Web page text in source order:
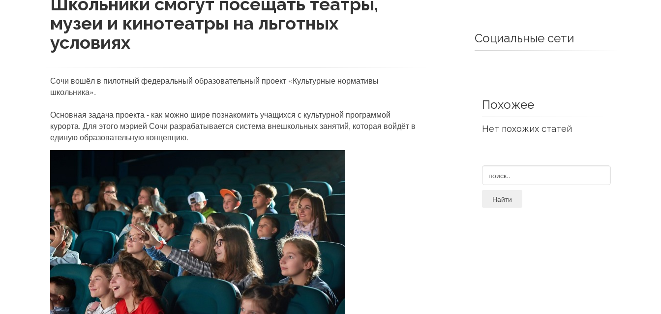
музеи и кинотеатры на льготных
условиях
Сочи вошёл в пилотный федеральный образовательный проект «Культурные нормативы
школьника».
Основная задача проекта - как можно шире познакомить учащихся с культурной программой
курорта. Для этого мэрией Сочи разрабатывается система внешкольных занятий, которая войдёт в
единую образовательную концепцию.
Социальные сети
Похожее
Нет похожих статей